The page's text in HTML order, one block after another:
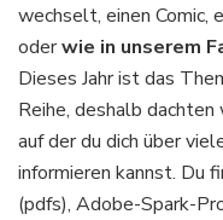
wechselt, einen Comic,
oderwie in unserem
Dieses Jahr ist das
Reihe, deshalb
auf der du dich über
informieren kannst. Du
(pdfs), Adobe-Spark-